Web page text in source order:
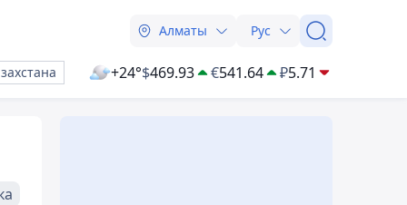
Алматы Рус
+24°$469.93 €541.64 ₽5.71